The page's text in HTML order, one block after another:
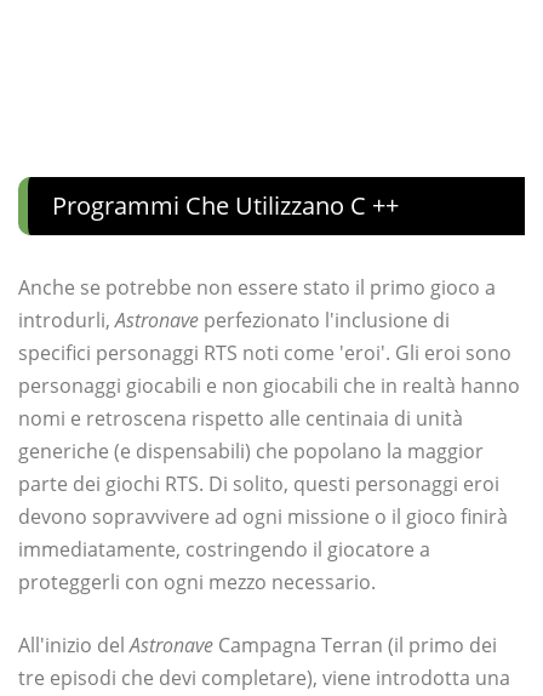
Programmi Che Utilizzano C ++
Anche se potrebbe non essere stato il primo gioco a
introdurli,Astronave perfezionato l'inclusione di
specifici personaggi RTS noti come 'eroi'. Gli eroi sono
personaggi giocabili e non giocabili che in realtà hanno
nomi e retroscena rispetto alle centinaia di unità
generiche (e dispensabili) che popolano la maggior
parte dei giochi RTS. Di solito, questi personaggi eroi
devono sopravvivere ad ogni missione o il gioco finirà
immediatamente, costringendo il giocatore a
proteggerli con ogni mezzo necessario.
All'inizio delAstronave Campagna Terran (il primo dei
tre episodi che devi completare), viene introdotta una